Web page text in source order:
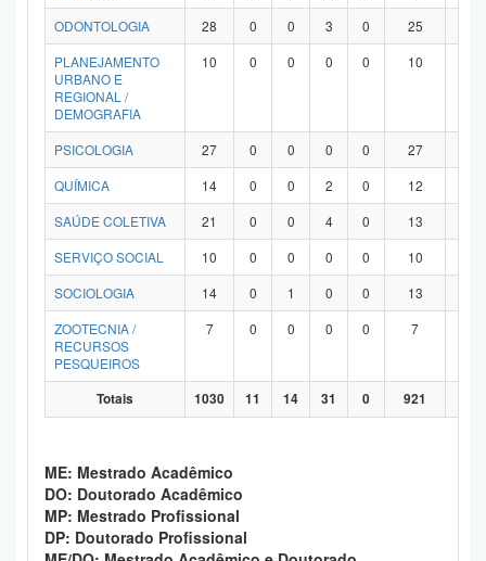
ODONTOLOGIA
28 0 0 3 0 25
PLANEJAMENTO
URBANO E
REGIONAL /
DEMOGRAFIA
10 0 0 0 0 10
PSICOLOGIA 27 0 0 0 0 27
QUÍMICA
14 0 0 2 0 12
SAÚDE COLETIVA
21 0 0 4 0 13
SERVIÇO SOCIAL
10 0 0 0 0 10
SOCIOLOGIA
14 0 1 0 0 13
ZOOTECNIA /
RECURSOS
PESQUEIROS
7 0 0 0 0 7
Totais 1030 11 14 31 0 921
ME: Mestrado Acadêmico
DO: Doutorado Acadêmico
MP: Mestrado Profissional
DP: Doutorado Profissional